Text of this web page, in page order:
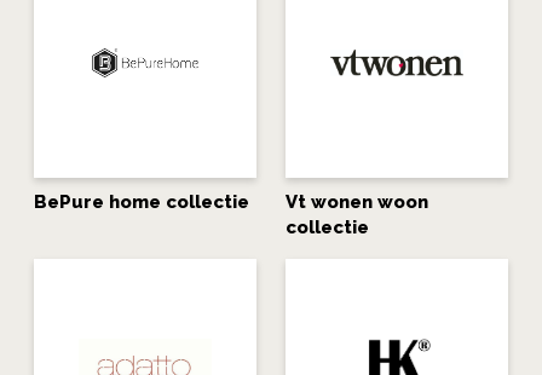
BePure home collectie
Vt wonen woon
collectie